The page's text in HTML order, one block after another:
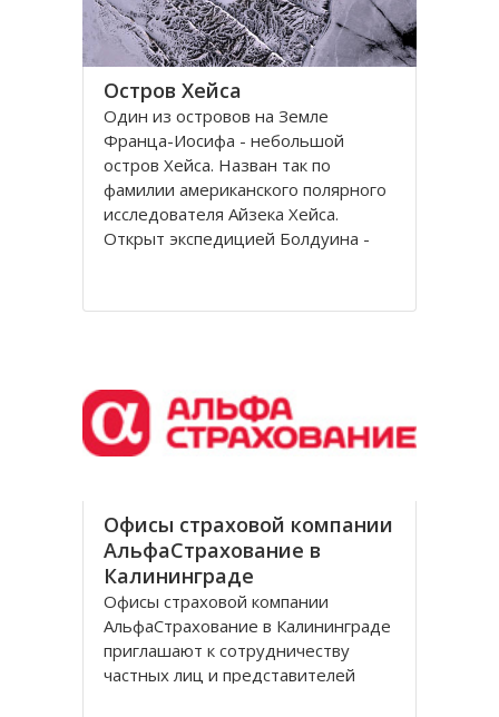
Остров Хейса
Один из островов на Земле
Франца-Иосифа - небольшой
остров Хейса. Назван так по
фамилии американского полярного
исследователя Айзека Хейса.
Открыт экспедицией Болдуина -
широты, в самых суровых условиях
Офисы страховой компании
АльфаСтрахование в
Калининграде
Офисы страховой компании
АльфаСтрахование в Калининграде
приглашают к сотрудничеству
частных лиц и представителей